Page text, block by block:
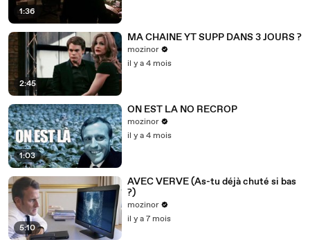
1:36
2:45
MA CHAINE YT SUPP DANS 3 JOURS ?
mozinor
il y a 4 mois
1:03
ON EST LA NO RECROP
mozinor
il y a 4 mois
5:10
AVEC VERVE (As-tu déjà chuté si bas
?)
mozinor
il y a 7 mois